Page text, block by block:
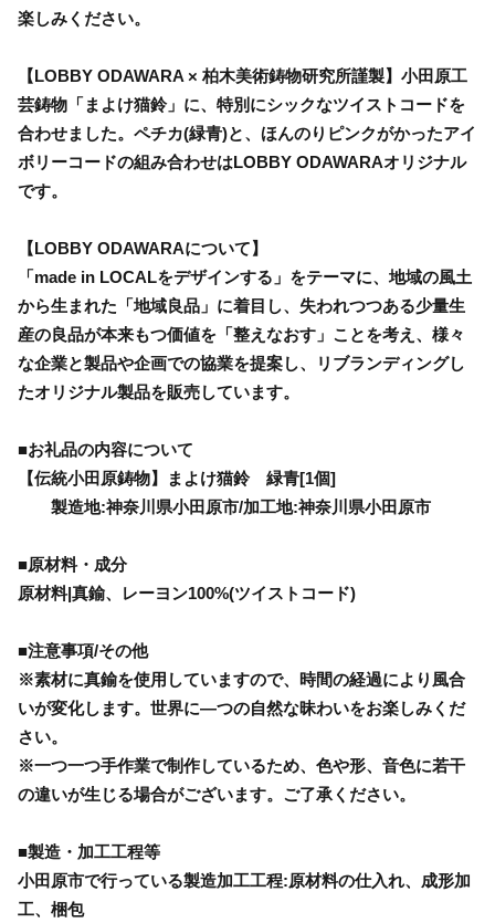
楽しみください。
【LOBBY ODAWARA × 柏木美術鋳物研究所謹製】小田原工
芸鋳物「まよけ猫鈴」に、特別にシックなツイストコードを
合わせました。ペチカ(緑青)と、ほんのりピンクがかったアイ
ボリーコードの組み合わせはLOBBY ODAWARAオリジナル
です。
【LOBBY ODAWARAについて】
「made in LOCALをデザインする」をテーマに、地域の風土
から生まれた「地域良品」に着目し、失われつつある少量生
産の良品が本来もつ価値を「整えなおす」ことを考え、様々
な企業と製品や企画での協業を提案し、リブランディングし
たオリジナル製品を販売しています。
■お礼品の内容について
【伝統小田原鋳物】まよけ猫鈴 緑青[1個]
製造地:神奈川県小田原市/加工地:神奈川県小田原市
■原材料・成分
原材料|真鍮、レーヨン100%(ツイストコード)
■注意事項/その他
※素材に真鍮を使用していますので、時間の経過により風合
いが変化します。世界に―つの自然な昧わいをお楽しみくだ
さい。
※一つ一つ手作業で制作しているため、色や形、音色に若干
の違いが生じる場合がございます。ご了承ください。
■製造・加工工程等
小田原市で行っている製造加工工程:原材料の仕入れ、成形加
工、梱包